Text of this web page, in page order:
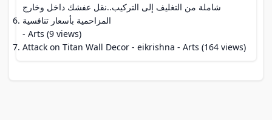
شاملة من التغليف إلى التركيب..نقل عفشك داخل وخارج
المزاحمية بأسعار تنافسية
- Arts (9 views)
Attack on Titan Wall Decor - eikrishna - Arts (164 views)